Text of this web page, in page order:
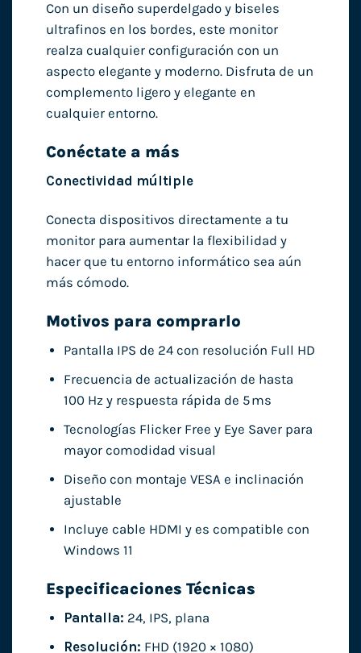
Con un diseño superdelgado y biseles
ultrafinos en los bordes, este monitor
realza cualquier configuración con un
aspecto elegante y moderno. Disfruta de un
complemento ligero y elegante en
cualquier entorno.
Conéctate a más
Conectividad múltiple
Conecta dispositivos directamente a tu
monitor para aumentar la flexibilidad y
hacer que tu entorno informático sea aún
más cómodo.
Motivos para comprarlo
Pantalla IPS de 24 con resolución Full HD
Frecuencia de actualización de hasta
100 Hz y respuesta rápida de 5 ms
Tecnologías Flicker Free y Eye Saver para
mayor comodidad visual
Diseño con montaje VESA e inclinación
ajustable
Incluye cable HDMI y es compatible con
Windows 11
Especificaciones Técnicas
Pantalla: 24, IPS, plana
Resolución: FHD (1920 × 1080)